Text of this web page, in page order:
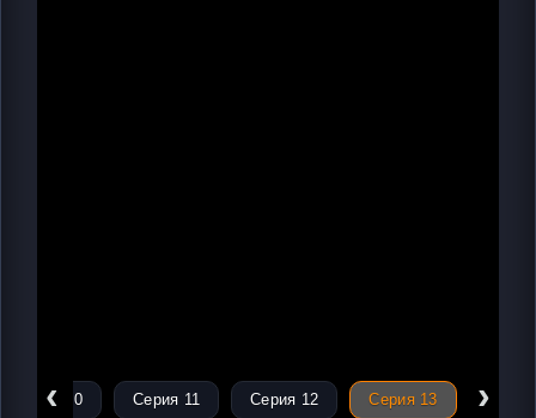
‹
Серия 10 Серия 11 Серия 12 Серия 13 ›